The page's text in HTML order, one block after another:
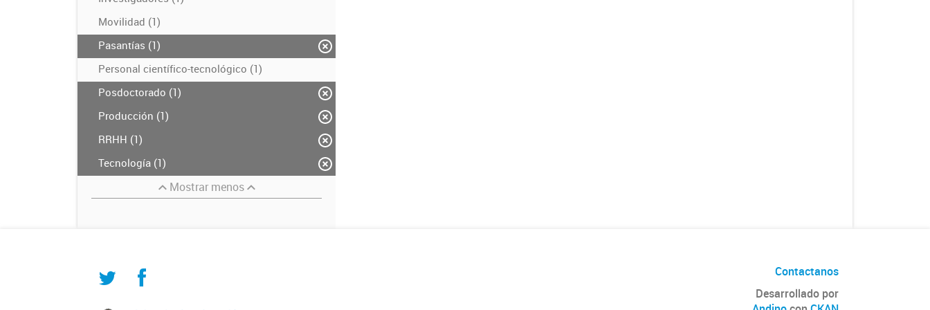
Movilidad (1)
Pasantías (1)
Personal científico-tecnológico (1)
Posdoctorado (1)
Producción (1)
RRHH (1)
Tecnología (1)
Mostrar menos
Contactanos
Desarrollado por